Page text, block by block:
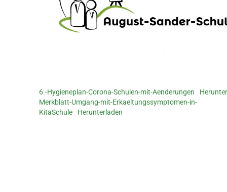
6.-Hygieneplan-Corona-Schulen-mit-Aenderungen
Merkblatt-Umgang-mit-Erkaeltungssymptomen-in-
KitaSchule
Herunterladen